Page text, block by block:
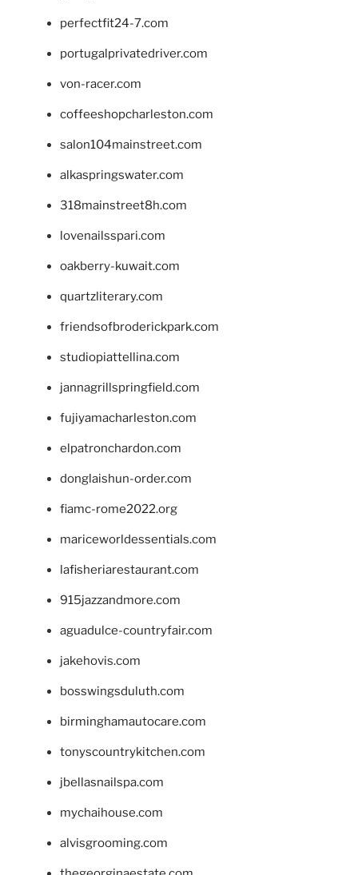
perfectfit24-7.com
portugalprivatedriver.com
von-racer.com
coffeeshopcharleston.com
salon104mainstreet.com
alkaspringswater.com
318mainstreet8h.com
lovenailsspari.com
oakberry-kuwait.com
quartzliterary.com
friendsofbroderickpark.com
studiopiattellina.com
jannagrillspringfield.com
fujiyamacharleston.com
elpatronchardon.com
donglaishun-order.com
fiamc-rome2022.org
mariceworldessentials.com
lafisheriarestaurant.com
915jazzandmore.com
aguadulce-countryfair.com
jakehovis.com
bosswingsduluth.com
birminghamautocare.com
tonyscountrykitchen.com
jbellasnailspa.com
mychaihouse.com
alvisgrooming.com